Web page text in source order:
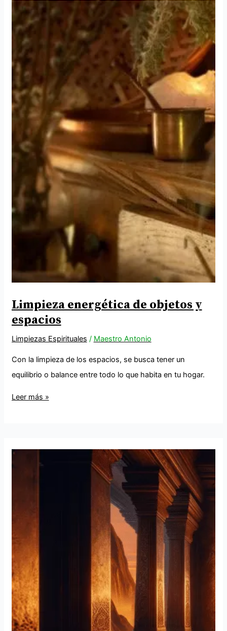
Limpieza energética de objetos y
espacios
Limpiezas Espirituales / Maestro Antonio
Con la limpieza de los espacios, se busca tener un
equilibrio o balance entre todo lo que habita en tu hogar.
Leer más »